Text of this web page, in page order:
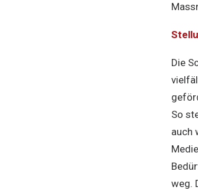
Die
So
auch
weg.